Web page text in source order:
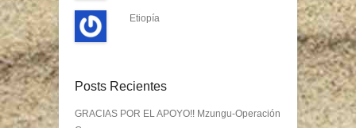
Etiopía
Posts Recientes
GRACIAS POR EL APOYO!! Mzungu-Operación